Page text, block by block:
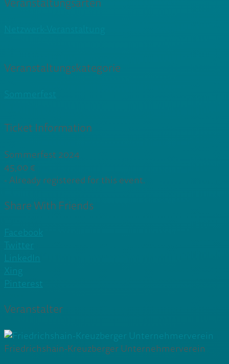
Veranstaltungsarten
Veranstaltungskategorie
Ticket Information
Sommerfest 2024
45,00 €
- Already registered for this event.
Share With Friends
Facebook
Twitter
LinkedIn
Xing
Pinterest
Veranstalter
Friedrichshain-Kreuzberger Unternehmerverein